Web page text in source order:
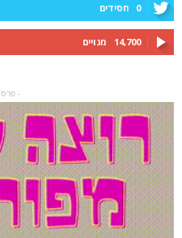
0 חסידים
14,700 מנויים
-